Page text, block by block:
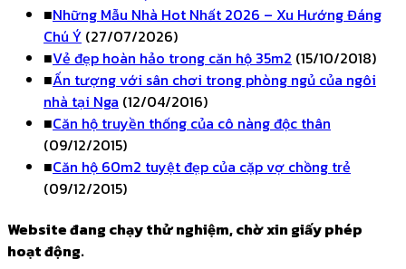
■Những Mẫu Nhà Hot Nhất 2026 – Xu Hướng Đáng
Chú Ý (27/07/2026)
■Vẻ đẹp hoàn hảo trong căn hộ 35m2 (15/10/2018)
■Ấn tượng với sân chơi trong phòng ngủ của ngôi
nhà tại Nga (12/04/2016)
■Căn hộ truyền thống của cô nàng độc thân
(09/12/2015)
■Căn hộ 60m2 tuyệt đẹp của cặp vợ chồng trẻ
(09/12/2015)
Website đang chạy thử nghiệm, chờ xin giấy phép
hoạt động.